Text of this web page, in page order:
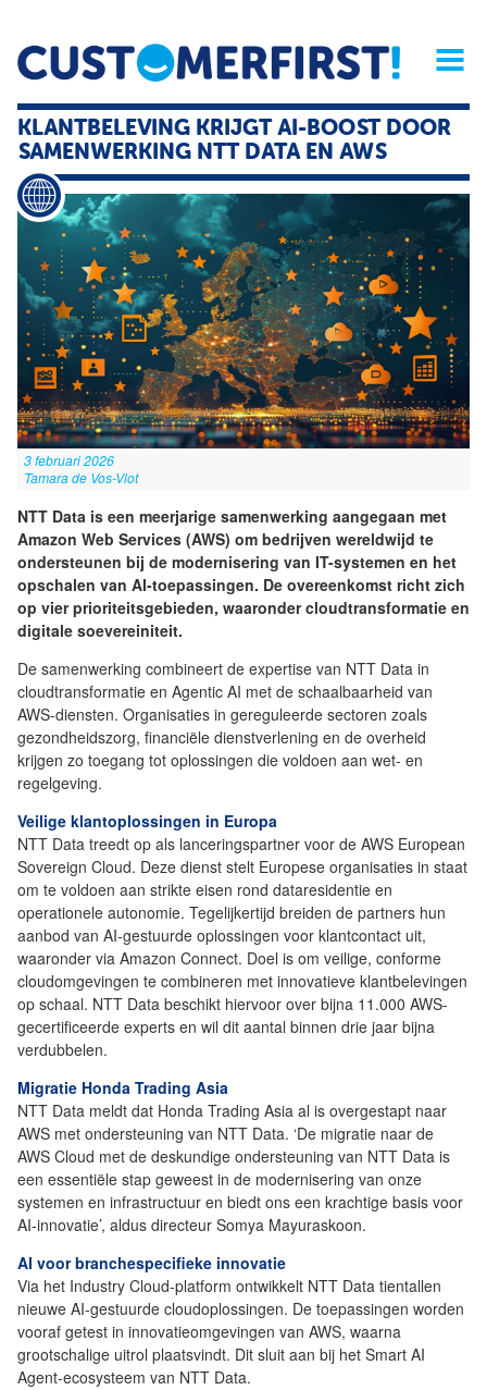
Home Opinie Archief
Magazine
Service
Buyers'Guide
KLANTBELEVING KRIJGT AI-BOOST DOOR
SAMENWERKING NTT DATA EN AWS
3 februari 2026
Tamara de Vos-Vlot
NTT Data is een meerjarige samenwerking aangegaan met
Amazon Web Services (AWS) om bedrijven wereldwijd te
ondersteunen bij de modernisering van IT-systemen en het
opschalen van AI-toepassingen. De overeenkomst richt zich
op vier prioriteitsgebieden, waaronder cloudtransformatie en
digitale soevereiniteit.
De samenwerking combineert de expertise van NTT Data in
cloudtransformatie en Agentic AI met de schaalbaarheid van
AWS-diensten. Organisaties in gereguleerde sectoren zoals
gezondheidszorg, financiële dienstverlening en de overheid
krijgen zo toegang tot oplossingen die voldoen aan wet- en
regelgeving.
Veilige klantoplossingen in Europa
NTT Data treedt op als lanceringspartner voor de AWS European
Sovereign Cloud. Deze dienst stelt Europese organisaties in staat
om te voldoen aan strikte eisen rond dataresidentie en
operationele autonomie. Tegelijkertijd breiden de partners hun
aanbod van AI-gestuurde oplossingen voor klantcontact uit,
waaronder via Amazon Connect. Doel is om veilige, conforme
cloudomgevingen te combineren met innovatieve klantbelevingen
op schaal. NTT Data beschikt hiervoor over bijna 11.000 AWS-
gecertificeerde experts en wil dit aantal binnen drie jaar bijna
verdubbelen.
Migratie Honda Trading Asia
NTT Data meldt dat Honda Trading Asia al is overgestapt naar
AWS met ondersteuning van NTT Data. ‘De migratie naar de
AWS Cloud met de deskundige ondersteuning van NTT Data is
een essentiële stap geweest in de modernisering van onze
systemen en infrastructuur en biedt ons een krachtige basis voor
AI-innovatie’, aldus directeur Somya Mayuraskoon.
AI voor branchespecifieke innovatie
Via het Industry Cloud-platform ontwikkelt NTT Data tientallen
nieuwe AI-gestuurde cloudoplossingen. De toepassingen worden
vooraf getest in innovatieomgevingen van AWS, waarna
grootschalige uitrol plaatsvindt. Dit sluit aan bij het Smart AI
Agent-ecosysteem van NTT Data.